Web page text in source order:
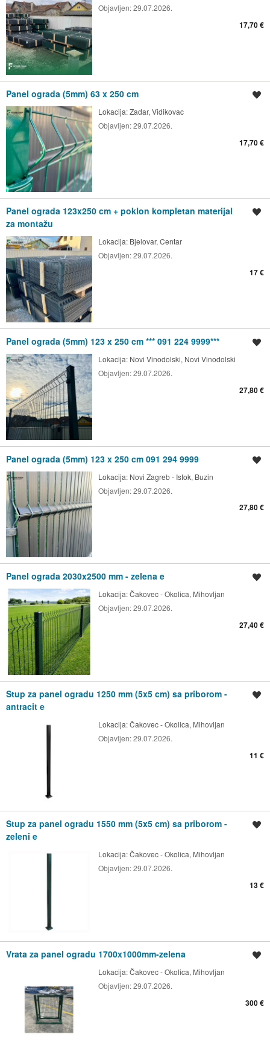
Objavljen:29.07.2026.
17,70 €
Panel ograda (5mm) 63 x 250 cm
Lokacija:Zadar, Vidikovac
Objavljen:29.07.2026.
17,70 €
Panel ograda 123x250 cm + poklon kompletan materijal
za montažu
Lokacija: Bjelovar, Centar
Objavljen:29.07.2026.
17 €
Panel ograda (5mm) 123 x 250 cm *** 091 224 9999***
Lokacija: Novi Vinodolski, Novi Vinodolski
Objavljen:29.07.2026.
27,80 €
Panel ograda (5mm) 123 x 250 cm 091 294 9999
Lokacija: Novi Zagreb - Istok, Buzin
Objavljen:29.07.2026.
27,80 €
Panel ograda 2030x2500 mm - zelena e
Lokacija:Čakovec - Okolica, Mihovljan
Objavljen:29.07.2026.
27,40 €
Stup za panel ogradu 1250 mm (5x5 cm) sa priborom -
antracit e
Lokacija:Čakovec - Okolica, Mihovljan
Objavljen:29.07.2026.
11 €
Stup za panel ogradu 1550 mm (5x5 cm) sa priborom -
zeleni e
Lokacija:Čakovec - Okolica, Mihovljan
Objavljen:29.07.2026.
13 €
Vrata za panel ogradu 1700x1000mm-zelena
Lokacija:Čakovec - Okolica, Mihovljan
Objavljen:29.07.2026.
300 €